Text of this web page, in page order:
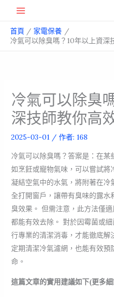
Menu
首頁
家電保養
冷氣可以除臭嗎？10年以上資深
冷氣可以除臭
深技師教你高
2025-03-01 / 作者: 168
冷氣可以除臭嗎？答案是：在
如烹飪或寵物氣味，可以嘗試將
凝結空氣中的水氣，將附著在
全打開窗戶，讓帶有臭味的露
臭效果。 但需注意，此方法僅
都能有效去除。 對於因霉菌或
行專業的清潔消毒，才能徹底解
定期清潔冷氣濾網，也能有效
命。
這篇文章的實用建議如下(更多